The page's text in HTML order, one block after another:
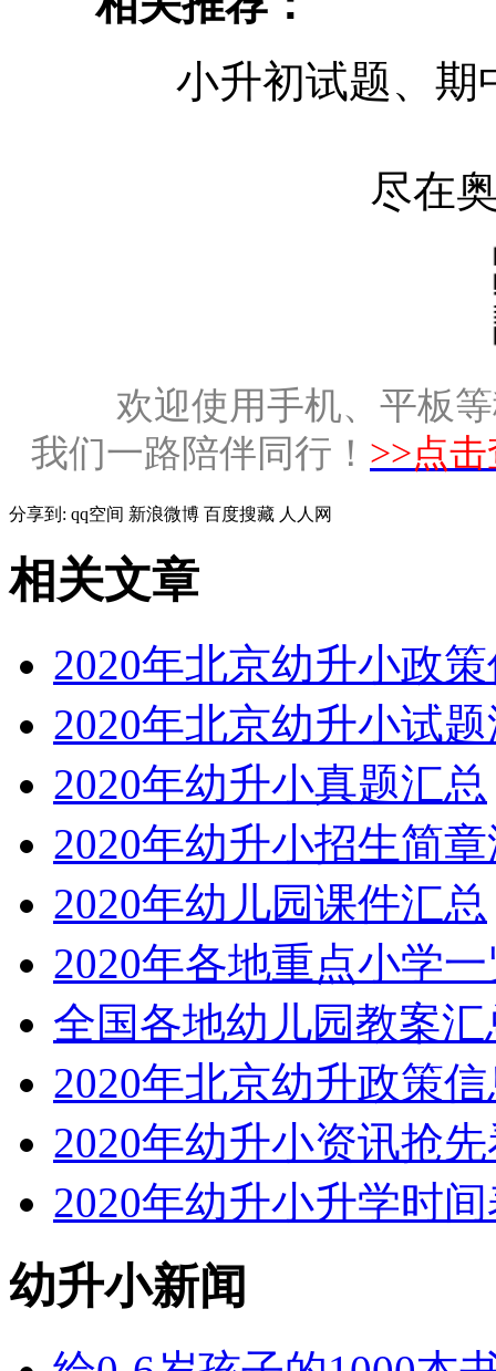
小升初试题、期
尽在
欢迎使用手机、平板
我们一路陪伴同行！ >>点
分享到: qq空间 新浪微博 百度搜藏 人人网
相关文章
2020年北京幼升小政
2020年北京幼升小试
2020年幼升小真题汇总
2020年幼升小招生简
2020年幼儿园课件汇总
2020年各地重点小学
全国各地幼儿园教案汇
2020年北京幼升政策
2020年幼升小资讯抢
2020年幼升小升学时
幼升小新闻